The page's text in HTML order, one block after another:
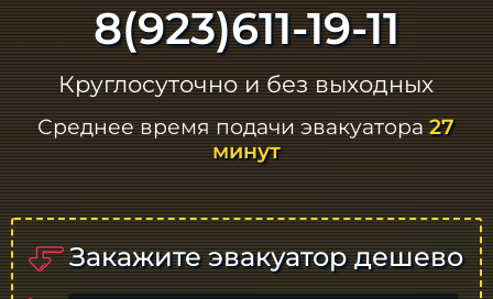
8(923)611-19-11
Круглосуточно и без выходных
Среднее время подачи эвакуатора27
минут
Закажите эвакуатор дешево